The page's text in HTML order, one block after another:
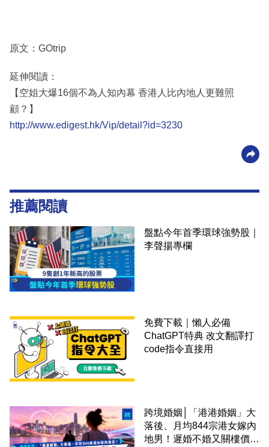
原文：GOtrip
延伸閱讀：
【空姐大爆16個不為人知內幕 香港人比內地人更難照
顧？】
http://www.edigest.hk/Vip/detail?id=3230
推薦閱讀
盤點今年首季環球強勢股｜
李聲揚專欄
免費下載｜懶人必備
ChatGPT特典 改文翻譯打
code指令直接用
跨境婚姻│「港港婚姻」大
落後、月均844宗港女嫁內
地男！遲婚不婚又關樓價